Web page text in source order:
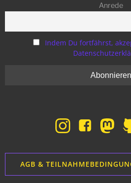
Anrede
Indem Du fortfährst,
AGB &